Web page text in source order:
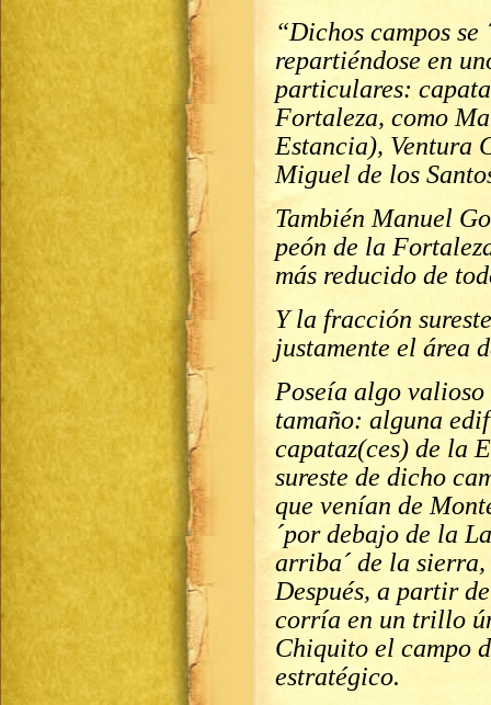
“Dichos campos se
repartiéndose en
particulares:
Fortaleza, como
Estancia), Ventura
Miguel de los
También Manuel
peón de la
más reducido de
Y la fracción
justamente el área
Poseía algo valioso
tamaño: alguna
capataz(ces) de la
sureste de dicho
que venían de
´por debajo de la
arriba´ de la
Después, a partir
corría en un trillo
Chiquito el campo
estratégico.